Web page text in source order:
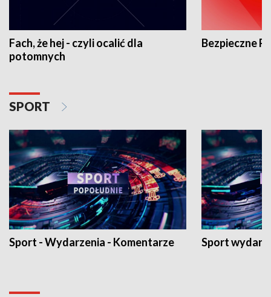
Fach, że hej - czyli ocalić dla
potomnych
Bezpieczne
SPORT
Sport - Wydarzenia - Komentarze Sport